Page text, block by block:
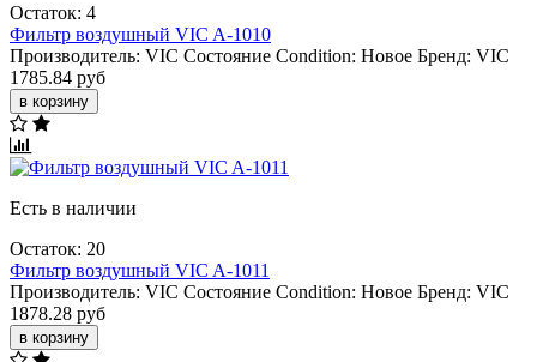
Остаток: 4
Фильтр воздушный VIC A-1010
Производитель: VIC Состояние Condition: Новое Бренд: VIC
1785.84 руб
в корзину
Есть в наличии
Остаток: 20
Фильтр воздушный VIC A-1011
Производитель: VIC Состояние Condition: Новое Бренд: VIC
1878.28 руб
в корзину